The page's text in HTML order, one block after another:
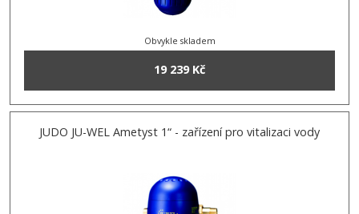
Obvykle skladem
19 239 Kč
JUDO JU-WEL Ametyst 1“ - zařízení pro vitalizaci vody